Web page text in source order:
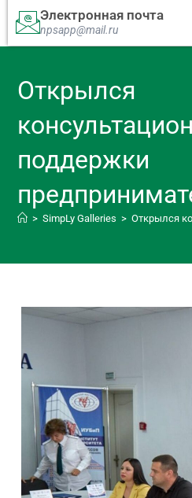
Электронная почта
npsapp@mail.ru
Открылся
поддержки
> SimpLy Galleries > Открылся